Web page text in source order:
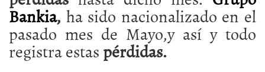
Bankia, ha sido nacionalizado en el
pasado mes de Mayo,y así y todo
registra estaspérdidas.